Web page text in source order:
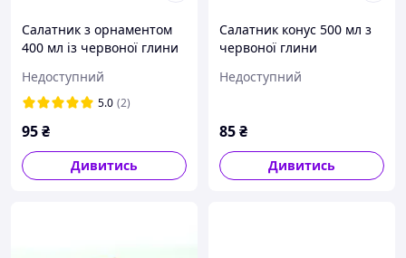
Салатник з орнаментом
400 мл із червоної глини
Недоступний
5.0 (2)
95₴
Дивитись
Салатник конус 500 мл з
червоної глини
Недоступний
85₴
Дивитись